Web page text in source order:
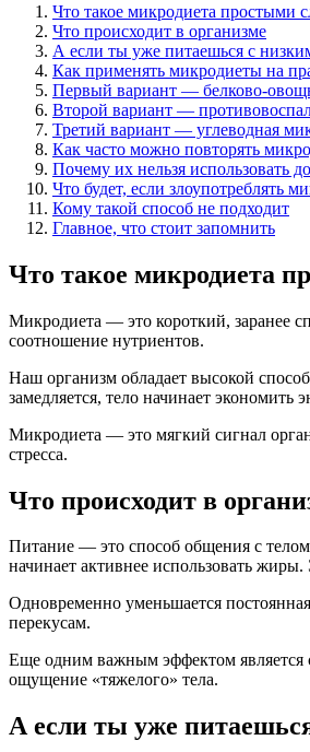
Что такое микродиета простыми
Что происходит в организме
А если ты уже питаешься с
Как применять микродиеты на
Первый вариант — белково-
Второй вариант —
Третий вариант — углеводная
Как часто можно повторять
Почему их нельзя использовать
Что будет, если злоупотреблять
Кому такой способ не подходит
Главное, что стоит запомнить
Что такое микродиета
Микродиета — это короткий, заранее
соотношение нутриентов.
Наш организм обладает высокой
замедляется, тело начинает экономить
Микродиета — это мягкий сигнал
стресса.
Что происходит в
Питание — это способ общения с
начинает активнее использовать
Одновременно уменьшается
перекусам.
Еще одним важным эффектом является
ощущение «тяжелого» тела.
А если ты уже